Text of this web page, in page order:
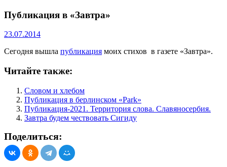
Публикация в «Завтра»
23.07.2014
Сегодня вышла публикация моих стихов в газете «Завтра».
Читайте также:
Словом и хлебом
Публикация в берлинском «Park»
Публикация-2021. Территория слова. Славяносербия.
Завтра будем чествовать Сигиду
Поделиться: